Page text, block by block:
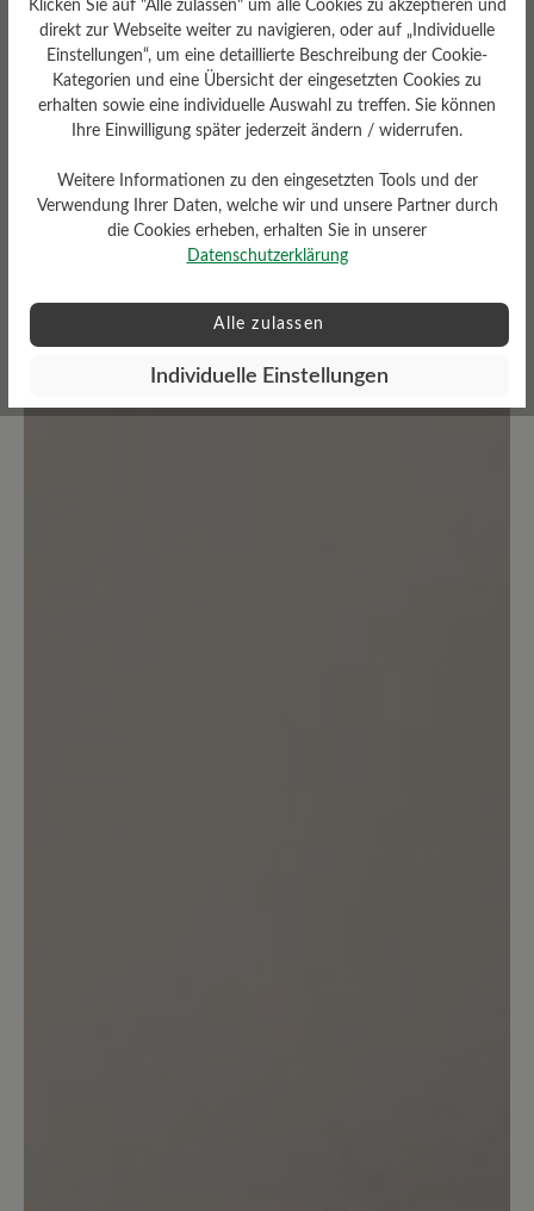
Average rating of 0 out of 5 stars
Geben Sie eine Bewertung
Teilen Sie Ihre Erfahrungen mit dem
Produkt mit anderen Kunden.
Klicken Sie auf "Alle zulassen" um alle Cookies zu akzeptieren und
direkt zur Webseite weiter zu navigieren, oder auf „Individuelle
Einstellungen“, um eine detaillierte Beschreibung der Cookie-
Kategorien und eine Übersicht der eingesetzten Cookies zu
erhalten sowie eine individuelle Auswahl zu treffen. Sie können
Ihre Einwilligung später jederzeit ändern / widerrufen.
Weitere Informationen zu den eingesetzten Tools und der
Verwendung Ihrer Daten, welche wir und unsere Partner durch
die Cookies erheben, erhalten Sie in unserer
Datenschutzerklärung
Alle zulassen
Individuelle Einstellungen